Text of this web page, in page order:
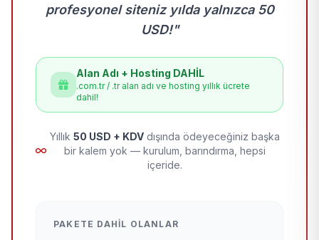
profesyonel siteniz yılda yalnızca 50
USD!"
Alan Adı + Hosting DAHİL
.com.tr / .tr alan adı ve hosting yıllık ücrete
dahil!
Yıllık 50 USD + KDV dışında ödeyeceğiniz başka
bir kalem yok — kurulum, barındırma, hepsi
içeride.
PAKETE DAHIL OLANLAR